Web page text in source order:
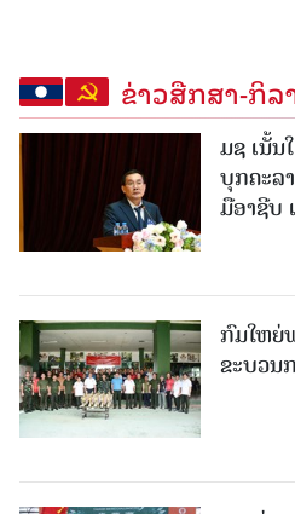
ຂ່າວສືກສາ-ກິລ
ມຊ ເນັ້
ບຸກຄະລ
ມືອາຊີບ
ກົມໃຫຍ່
ຂະບວນ